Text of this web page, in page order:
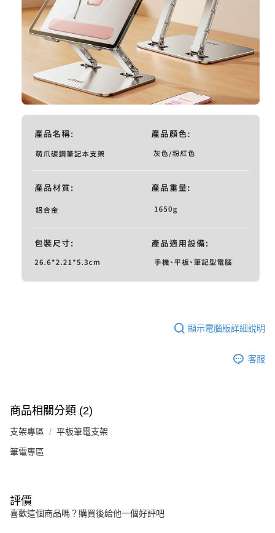
顯示電腦版詳細說明
客服
商品相關分類 (2)
支架專區 平板筆電支架
筆電專區
評價
喜歡這個商品嗎？購買後給他一個好評吧